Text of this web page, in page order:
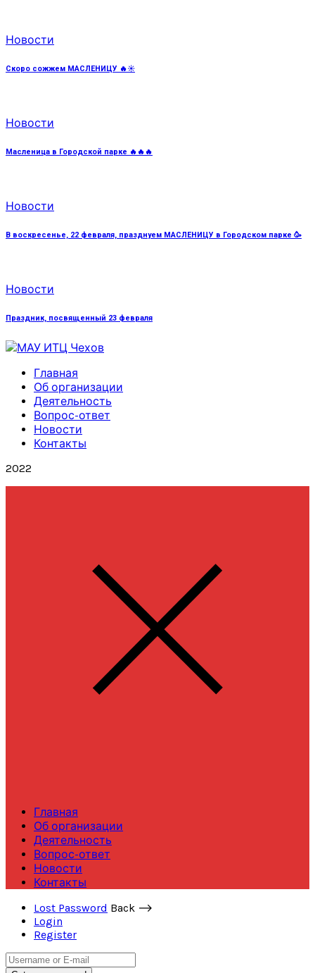
Новости
Скоро сожжем МАСЛЕНИЦУ 🔥☀️
Новости
Масленица в Городской парке 🔥🔥🔥
Новости
В воскресенье, 22 февраля, празднуем МАСЛЕНИЦУ в Городском парке 🥳
Новости
Праздник, посвященный 23 февраля
Главная
Об организации
Деятельность
Вопрос-ответ
Новости
Контакты
2022
Главная
Об организации
Деятельность
Вопрос-ответ
Новости
Контакты
Lost Password Back ⟶
Login
Register